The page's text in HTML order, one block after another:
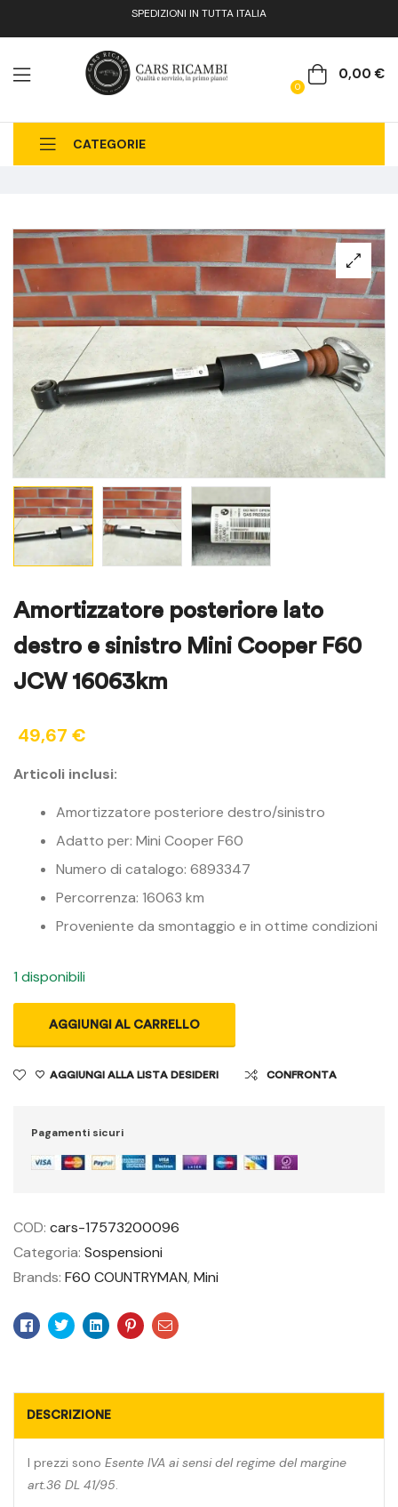
SPEDIZIONI IN TUTTA ITALIA
0
0,00€
CATEGORIE
Amortizzatore posteriore lato
destro e sinistro Mini Cooper F60
JCW 16063km
49,67 €
Articoli inclusi:
Amortizzatore posteriore destro/sinistro
Adatto per: Mini Cooper F60
Numero di catalogo: 6893347
Percorrenza: 16063 km
Proveniente da smontaggio e in ottime condizioni
1 disponibili
AGGIUNGI AL CARRELLO
AGGIUNGI ALLA LISTA DESIDERI CONFRONTA
Pagamenti sicuri
COD: cars-17573200096
Categoria: Sospensioni
Brands: F60 COUNTRYMAN, Mini
Facebook
TwitterLinkedinPinterest
Email
DESCRIZIONE
I prezzi sono Esente IVA ai sensi del regime del margine
art.36 DL 41/95.